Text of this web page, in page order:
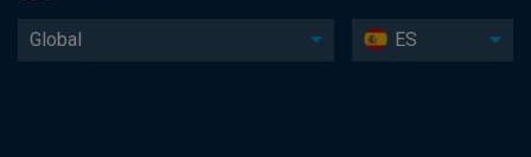
Global ES